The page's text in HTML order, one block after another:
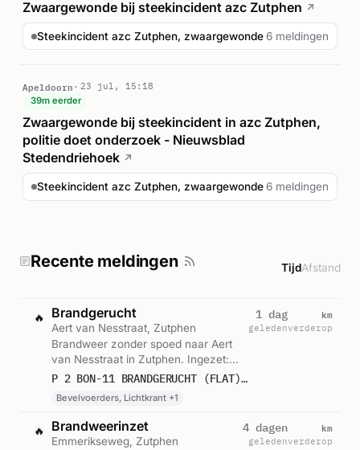
Zwaargewonde bij steekincident azc Zutphen ↗
Steekincident azc Zutphen, zwaargewonde6 meldingen
Apeldoorn
23 jul, 15:18
39m eerder
Zwaargewonde bij steekincident in azc Zutphen,
politie doet onderzoek - Nieuwsblad
Stedendriehoek ↗
Steekincident azc Zutphen, zwaargewonde6 meldingen
Recente meldingen TijdAfstand
🔥 Brandgerucht
Aert van Nesstraat, Zutphen
Brandweer zonder spoed naar Aert
van Nesstraat in Zutphen. Ingezet:
Bevelvoerders, Lichtkrant, Blusgroep-P 2 BON-11 BRANDGERUCHT (FLAT) AERT VAN NESSTRAAT ZUTPHEN 064031
Bevelvoerders, Lichtkrant +1
1 dag
geleden
km
verderop
🔥 Brandweerinzet
Emmerikseweg, Zutphen
4 dagen
geleden
km
verderop